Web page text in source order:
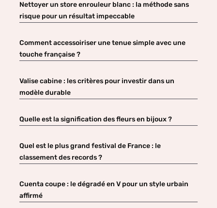
Nettoyer un store enrouleur blanc : la méthode sans
risque pour un résultat impeccable
Comment accessoiriser une tenue simple avec une
touche française ?
Valise cabine : les critères pour investir dans un
modèle durable
Quelle est la signification des fleurs en bijoux ?
Quel est le plus grand festival de France : le
classement des records ?
Cuenta coupe : le dégradé en V pour un style urbain
affirmé